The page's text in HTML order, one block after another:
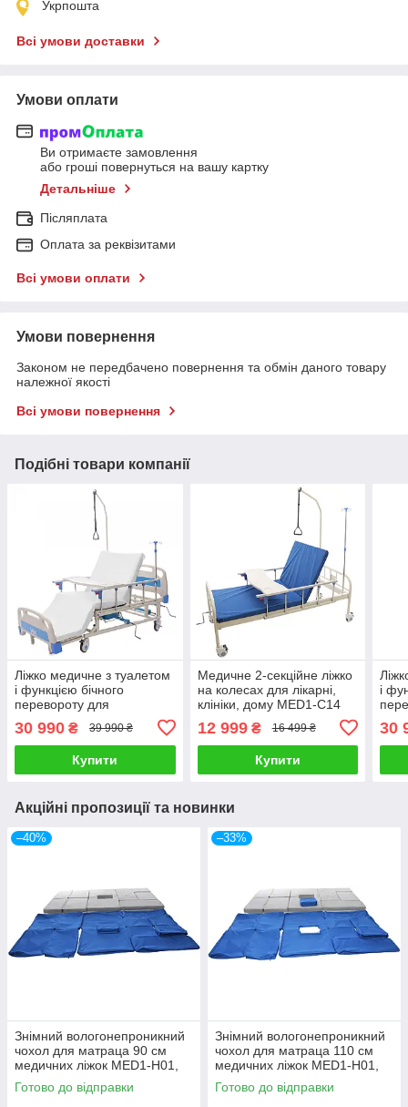
Укрпошта
Всі умови доставки
Умови оплати
Ви отримаєте замовлення
або гроші повернуться на вашу картку
Детальніше
Післяплата
Оплата за реквізитами
Всі умови оплати
Умови повернення
Законом не передбачено повернення та обмін даного товару
належної якості
Всі умови повернення
Подібні товари компанії
Ліжко медичне з туалетом
і функцією бічного
перевороту для
(відеообзор)
30 990 ₴ 39 990 ₴
Купити
Медичне 2-секційне ліжко
на колесах для лікарні,
клініки, дому MED1-C14
12 999₴ 16 499 ₴
Купити
і
30
Акційні пропозиції та новинки
–40%
Знімний вологонепроникний
чохол для матраца 90 см
медичних ліжок MED1-Н01,
MED1-Н03 (8 см)
Готово до відправки
–33%
Знімний вологонепроникний
чохол для матраца 110 см
медичних ліжок MED1-Н01,
MED1-Н03 (8 см)
Готово до відправки